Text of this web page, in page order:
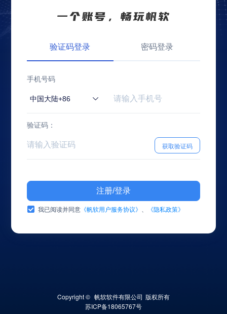
验证码登录 密码登录
手机号码
中国大陆+86
验证码：
获取验证码
注册/登录
我已阅读并同意《帆软用户服务协议》 《隐私政策》
Copyright © 帆软软件有限公司 版权所有
苏ICP备18065767号